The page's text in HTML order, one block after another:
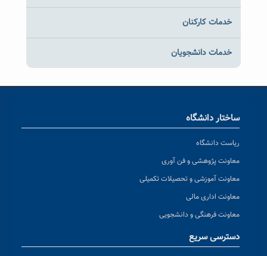
خدمات کارکنان
خدمات دانشجویان
ساختار دانشگاه
ریاست دانشگاه
معاونت پژوهشی و فن آوری
معاونت آموزشی و تحصیلات تکمیلی
معاونت اداری مالی
معاونت فرهنگی و دانشجویی
دسترسی سریع